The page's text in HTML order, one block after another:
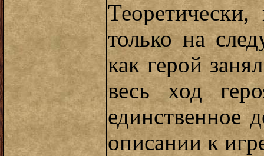
только на
как герой
весь ход
единственное
описании к